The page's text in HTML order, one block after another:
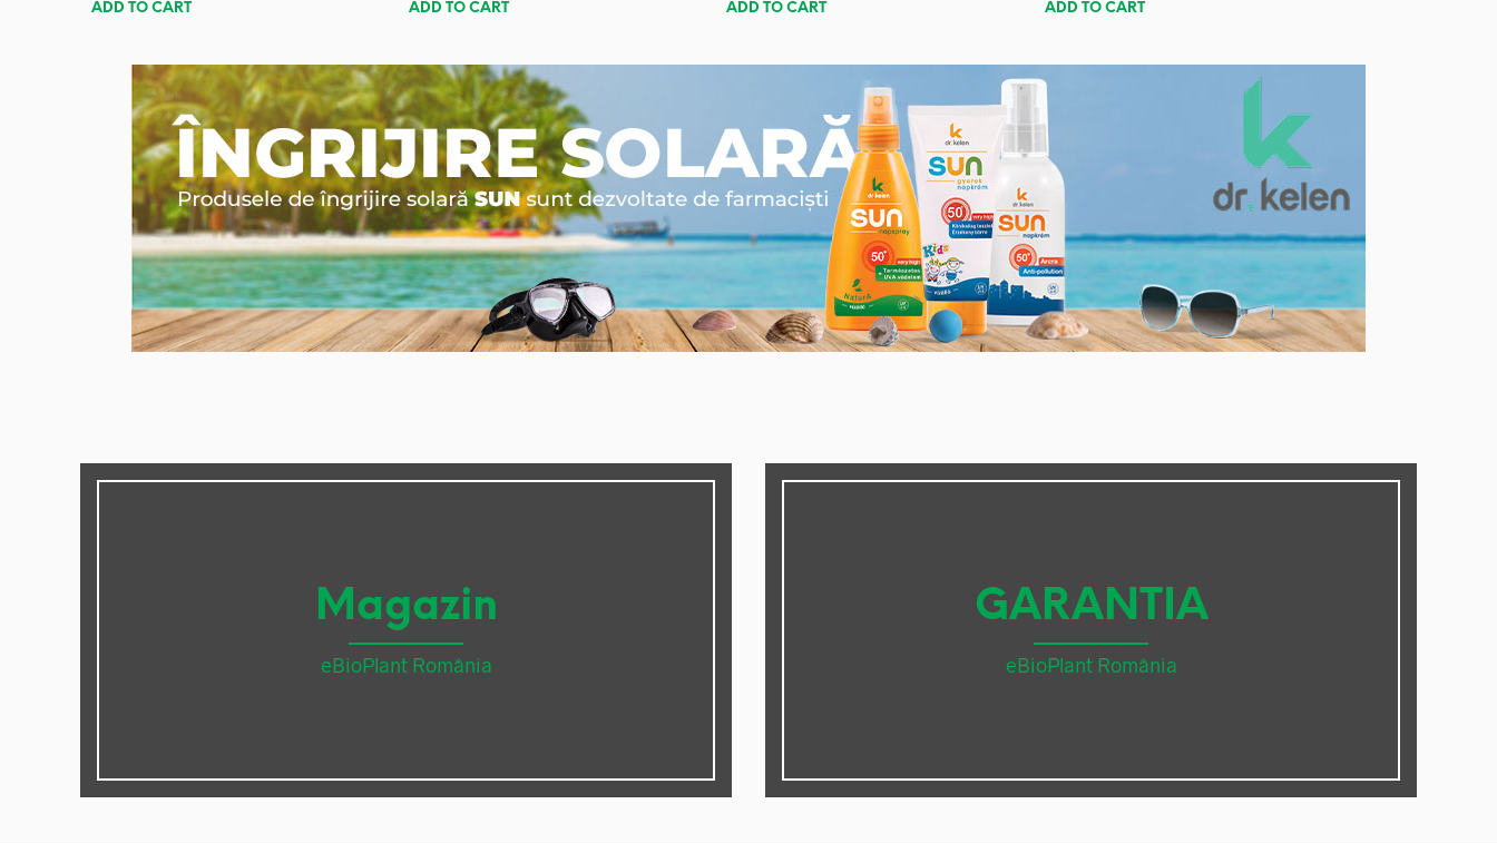
ADD TO CART
ADD TO CART
ADD TO CART
ADD TO CART
Magazin
eBioPlant România
GARANTIA
eBioPlant România